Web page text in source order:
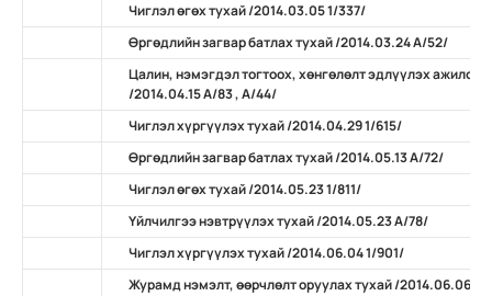
Чиглэл өгөх тухай /2014.03.05 1/337/
Өргөдлийн загвар батлах тухай /2014.03.24 А/52/
Цалин, нэмэгдэл тогтоох, хөнгөлөлт эдлүүлэх
/2014.04.15 А/83 , А/44/
Чиглэл хүргүүлэх тухай /2014.04.29 1/615/
Өргөдлийн загвар батлах тухай /2014.05.13 А/72/
Чиглэл өгөх тухай /2014.05.23 1/811/
Үйлчилгээ нэвтрүүлэх тухай /2014.05.23 А/78/
Чиглэл хүргүүлэх тухай /2014.06.04 1/901/
Журамд нэмэлт, өөрчлөлт оруулах тухай /2014.06.06